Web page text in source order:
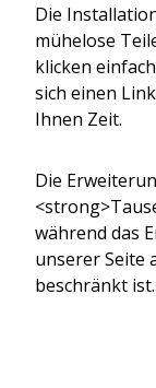
Die
mühelose
klicken
sich einen
Ihnen Zeit.
Die
während das
unserer Seite
beschränkt ist.